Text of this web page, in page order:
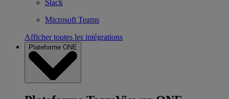
Slack
Microsoft Teams
Afficher toutes les intégrations
Plateforme ONE